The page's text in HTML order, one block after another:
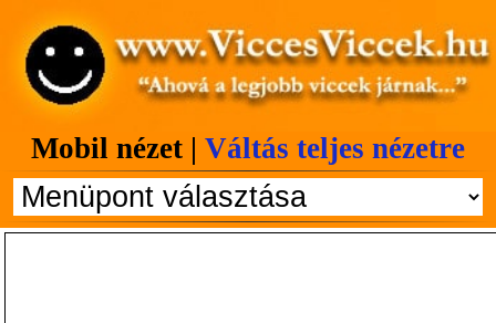
Mobil nézet | Váltás teljes nézetre